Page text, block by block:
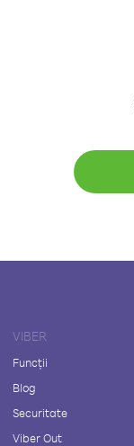
VIBER
Funcții
Blog
Securitate
Viber Out